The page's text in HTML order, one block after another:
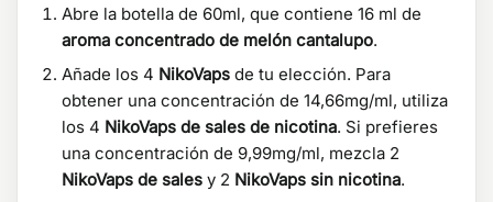
Abre la botella de 60ml, que contiene 16 ml de
aroma concentrado de melón cantalupo.
Añade los 4 NikoVaps de tu elección. Para
obtener una concentración de 14,66mg/ml, utiliza
los 4 NikoVaps de sales de nicotina. Si prefieres
una concentración de 9,99mg/ml, mezcla 2
NikoVaps de sales y 2 NikoVaps sin nicotina.